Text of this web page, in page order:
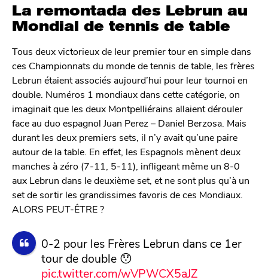
La remontada des Lebrun au
Mondial de tennis de table
Tous deux victorieux de leur premier tour en simple dans
ces Championnats du monde de tennis de table, les frères
Lebrun étaient associés aujourd’hui pour leur tournoi en
double. Numéros 1 mondiaux dans cette catégorie, on
imaginait que les deux Montpelliérains allaient dérouler
face au duo espagnol Juan Perez – Daniel Berzosa. Mais
durant les deux premiers sets, il n’y avait qu’une paire
autour de la table. En effet, les Espagnols mènent deux
manches à zéro (7-11, 5-11), infligeant même un 8-0
aux Lebrun dans le deuxième set, et ne sont plus qu’à un
set de sortir les grandissimes favoris de ces Mondiaux.
ALORS PEUT-ÊTRE ?
0-2 pour les Frères Lebrun dans ce 1er
tour de double 😯
pic.twitter.com/wVPWCX5aJZ